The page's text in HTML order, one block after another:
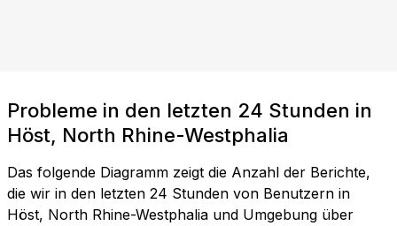
Probleme in den letzten 24 Stunden in
Höst, North Rhine-Westphalia
Das folgende Diagramm zeigt die Anzahl der Berichte,
die wir in den letzten 24 Stunden von Benutzern in
Höst, North Rhine-Westphalia und Umgebung über